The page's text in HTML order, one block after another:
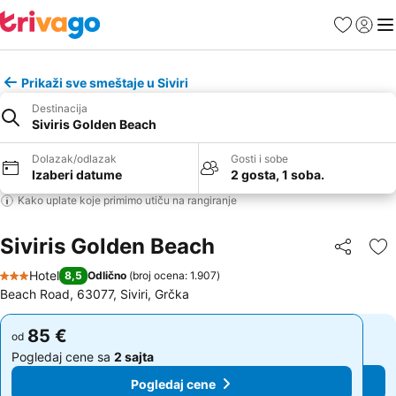
FavoritiPrijavi
Prikaži sve smeštaje u Siviri
Destinacija
Siviris Golden Beach
Dolazak/odlazak
Izaberi datume
Gosti i sobe
2 gosta, 1 soba.
Kako uplate koje primimo utiču na rangiranje
Siviris Golden Beach Deli
3 Zvezdice
Hotel 8,5 Odlično (broj ocena: 1.907)
Beach Road, 63077, Siviri, Grčka
od 85 €
Pogledaj cene sa 2 sajta
Pogledaj cene
od 85 €
Pogledaj cene sa 2 sajta
Pogledaj cene